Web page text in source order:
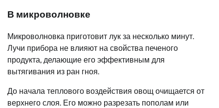
В микроволновке
Микроволновка приготовит лук за несколько минут.
Лучи прибора не влияют на свойства печеного
продукта, делающие его эффективным для
вытягивания из ран гноя.
До начала теплового воздействия овощ очищается от
верхнего слоя. Его можно разрезать пополам или